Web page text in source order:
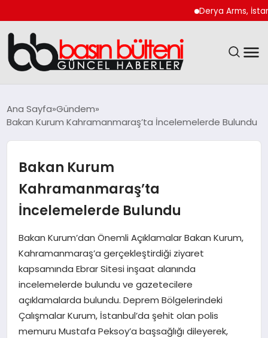
Derya Arms, İstanbul
EKONOMI
MAGAZIN
SPOR
TEKNOLOJI
YAŞAM
Ana Sayfa Gündem
Bakan Kurum Kahramanmaraş’ta İncelemelerde Bulundu
Bakan Kurum
Kahramanmaraş’ta
İncelemelerde Bulundu
Bakan Kurum’dan Önemli Açıklamalar Bakan Kurum,
Kahramanmaraş’a gerçekleştirdiği ziyaret
kapsamında Ebrar Sitesi inşaat alanında
incelemelerde bulundu ve gazetecilere
açıklamalarda bulundu. Deprem Bölgelerindeki
Çalışmalar Kurum, İstanbul’da şehit olan polis
memuru Mustafa Peksoy’a başsağlığı dileyerek,